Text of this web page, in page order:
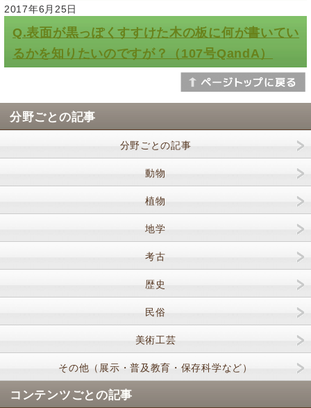
2017年6月25日
Q.表面が黒っぽくすすけた木の板に何が書いてい
るかを知りたいのですが？（107号QandA）
分野ごとの記事
分野ごとの記事
動物
植物
地学
考古
歴史
民俗
美術工芸
その他（展示・普及教育・保存科学など）
コンテンツごとの記事